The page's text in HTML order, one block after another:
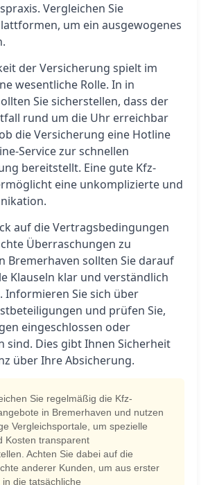
Vergleichen Sie
um ein ausgewogenes
der Versicherung spielt im
wesentliche Rolle. In in
Sie sicherstellen, dass der
rund um die Uhr erreichbar
die Versicherung eine Hotline
Service zur schnellen
bereitstellt. Eine gute Kfz-
eine unkomplizierte und
auf die Vertragsbedingungen
Überraschungen zu
Bremerhaven sollten Sie darauf
Klauseln klar und verständlich
Sie sich über
und prüfen Sie,
eingeschlossen oder
sind. Dies gibt Ihnen Sicherheit
über Ihre Absicherung.
Sie regelmäßig die Kfz-
in Bremerhaven und nutzen
Vergleichsportale, um spezielle
Kosten transparent
Achten Sie dabei auf die
anderer Kunden, um aus erster
in die tatsächliche